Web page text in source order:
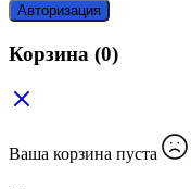
Авторизация
Корзина (0)
Ваша корзина пуста